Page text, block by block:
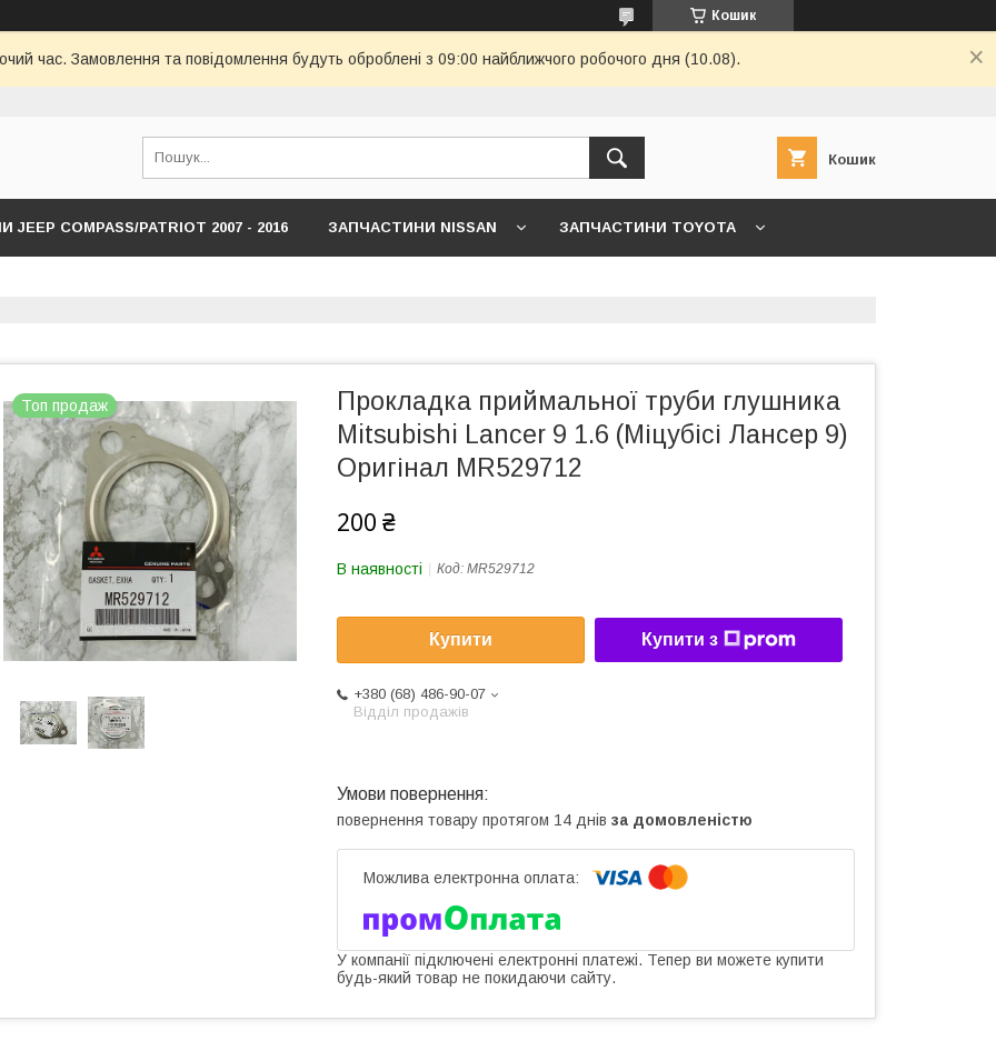
Кошик
час. Замовлення та повідомлення будуть оброблені з 09:00 найближчого робочого дня (10.08).
Кошик
COMPASS/PATRIOT 2007 - 2016 ЗАПЧАСТИНИ NISSAN ЗАПЧАСТИНИ TOYOTA
Топ продаж
Прокладка приймальної труби глушника
Mitsubishi Lancer 9 1.6 (Міцубісі Лансер 9)
Оригінал MR529712
200 ₴
В наявності Код: MR529712
Купити Купити з
+380 (68) 486-90-07
Відділ продажів
повернення товару протягом 14 днів за домовленістю
У компанії підключені електронні платежі. Тепер ви можете купити
будь-який товар не покидаючи сайту.